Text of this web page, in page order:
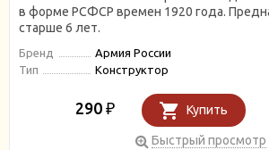
в форме РСФСР времен 1920 года.
старше 6 лет.
Бренд
Армия России
Тип
Конструктор
290 ₽ Купить
Быстрый просмотр